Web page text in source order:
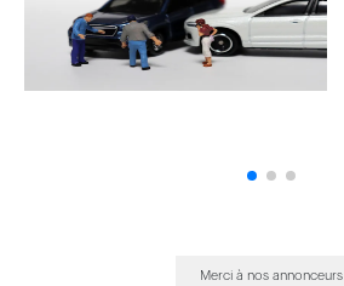
Merci à nos annonceurs